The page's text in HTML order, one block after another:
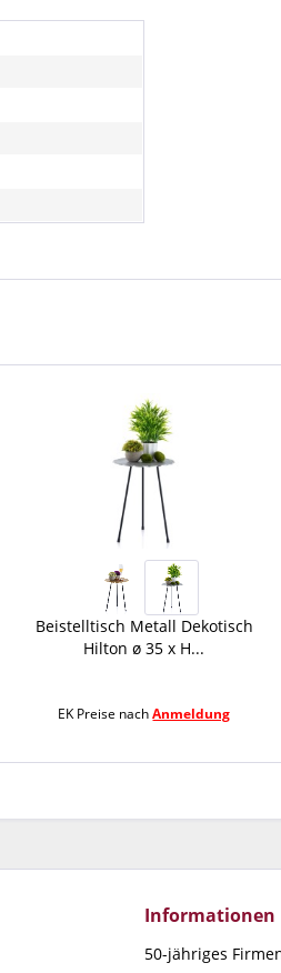
Beistelltisch Metall Dekotisch
Hilton ø 35 x H...
EK Preise nachAnmeldung
Informationen
50-jähriges